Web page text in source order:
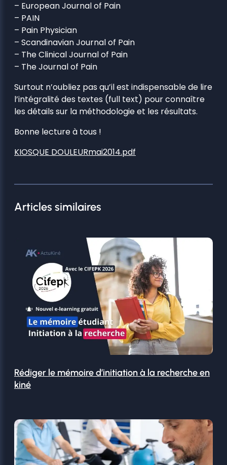
– European Journal of Pain
– PAIN
– Pain Physician
– Scandinavian Journal of Pain
– The Clinical Journal of Pain
– The Journal of Pain
Surtout n’oubliez pas qu’il est indispensable de lire
l’intégralité des textes (full text) pour connaître
les détails sur la méthodologie et les résultats.
Bonne lecture à tous !
KIOSQUE DOULEURmai2014.pdf
Articles similaires
Rédiger le mémoire d’initiation à la recherche en
kiné